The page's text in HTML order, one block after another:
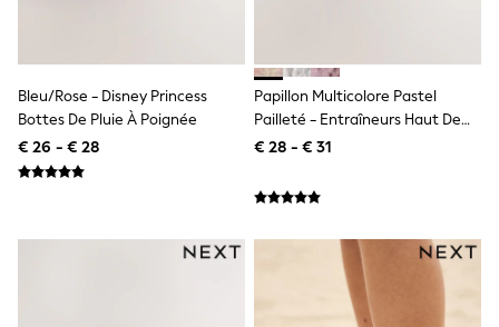
All Holiday Shop
Tops
Dresses
Shorts
Sun Safe Swimwear
Sun Hats & Caps
Bleu/Rose - Disney Princess
Bottes De Pluie À Poignée
€ 26 - € 28
Papillon Multicolore Pastel
Pailleté - Entraîneurs Haut De
Gamme
€ 28 - € 31